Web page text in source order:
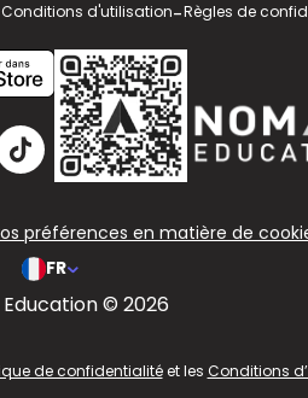
Conditions d'utilisation-Règles de
préférences en matière de
FR
© 2026
de confidentialitéet les Conditions